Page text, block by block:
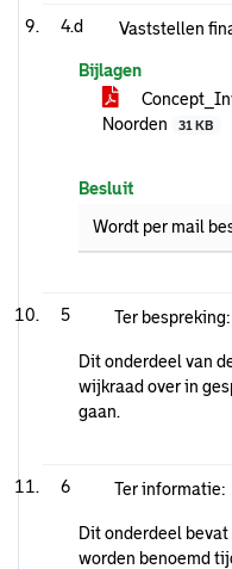
4.d Vaststellen
Bijlagen
Noorden
31 KB
Besluit
Wordt per mail
5 Ter bespreking:
Dit onderdeel van
wijkraad over in
gaan.
6 Ter informatie:
Dit onderdeel
worden benoemd